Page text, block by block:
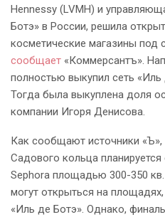
Hennessy (LVMH) и
Ботэ» в России, решила
косметические магазины
сообщает «Коммерсантъ».
полностью выкупил сеть «Иль
Тогда была выкуплена доля
компании Игоря Денисова.
Как сообщают источники «Ъ»,
Садового кольца
Sephora площадью 300-350
могут открыться на
«Иль де Ботэ». Однако,